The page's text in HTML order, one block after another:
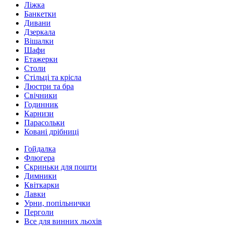
Ліжка
Банкетки
Дивани
Дзеркала
Вішалки
Шафи
Етажерки
Столи
Стільці та крісла
Люстри та бра
Свічники
Годинник
Карнизи
Парасольки
Ковані дрібниці
Гойдалка
Флюгера
Скриньки для пошти
Димники
Квіткарки
Лавки
Урни, попільнички
Перголи
Все для винних льохів